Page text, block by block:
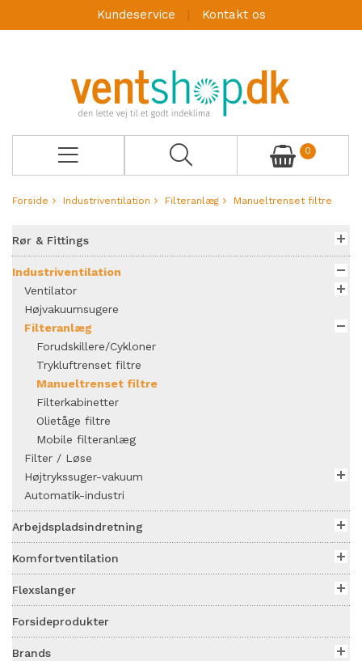
Kundeservice Kontakt os
0
Forside Industriventilation Filteranlæg Manueltrenset filtre
Rør & Fittings
Industriventilation
Ventilator
Højvakuumsugere
Filteranlæg
Forudskillere/Cykloner
Trykluftrenset filtre
Manueltrenset filtre
Filterkabinetter
Olietåge filtre
Mobile filteranlæg
Filter / Løse
Højtrykssuger-vakuum
Automatik-industri
Arbejdspladsindretning
Komfortventilation
Flexslanger
Forsideprodukter
Brands